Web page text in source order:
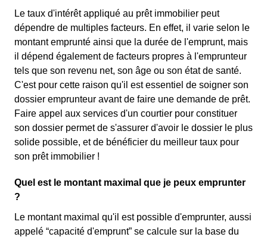
Le taux d'intérêt appliqué au prêt immobilier peut
dépendre de multiples facteurs. En effet, il varie selon le
montant emprunté ainsi que la durée de l'emprunt, mais
il dépend également de facteurs propres à l'emprunteur
tels que son revenu net, son âge ou son état de santé.
C'est pour cette raison qu'il est essentiel de soigner son
dossier emprunteur avant de faire une demande de prêt.
Faire appel aux services d'un courtier pour constituer
son dossier permet de s'assurer d'avoir le dossier le plus
solide possible, et de bénéficier du meilleur taux pour
son prêt immobilier !
Quel est le montant maximal que je peux emprunter
?
Le montant maximal qu'il est possible d'emprunter, aussi
appelé “capacité d'emprunt” se calcule sur la base du